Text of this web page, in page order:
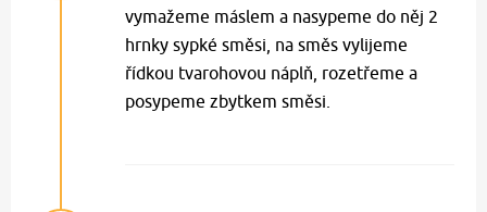
vymažeme máslem a nasypeme do něj 2
hrnky sypké směsi, na směs vylijeme
řídkou tvarohovou náplň, rozetřeme a
posypeme zbytkem směsi.